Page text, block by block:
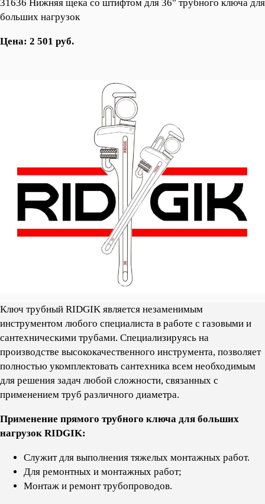
31636 Нижняя щека со штифтом для 36" трубного ключа для
больших нагрузок
Цена: 2 501 руб.
Ключ трубный RIDGIK является незаменимым
инструментом любого специалиста в работе с газовыми и
сантехническими трубами. Cпециализируясь на
производстве высококачественного инструмента, позволяет
полностью укомплектовать сантехника всем необходимым
для решения задач любой сложности, связанных с
применением труб различного диаметра.
Применение прямого трубного ключа для больших
нагрузок RIDGIK:
Служит для выполнения тяжелых монтажных работ.
Для ремонтных и монтажных работ;
Монтаж и ремонт трубопроводов.